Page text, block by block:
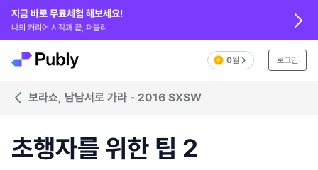
지금 바로 무료체험 해보세요!
나의 커리어 시작과 끝, 퍼블리
0원 로그인
보라쇼, 남남서로 가라 - 2016 SXSW
초행자를 위한 팁 2